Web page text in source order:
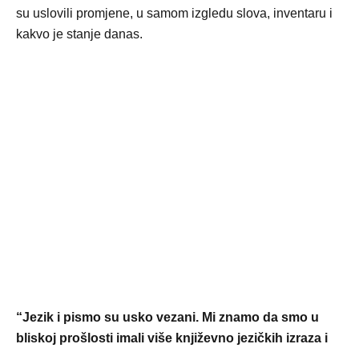
su uslovili promjene, u samom izgledu slova, inventaru i
kakvo je stanje danas.
“Jezik i pismo su usko vezani. Mi znamo da smo u
bliskoj prošlosti imali više književno jezičkih izraza i